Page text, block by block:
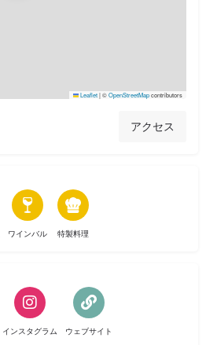
Leaflet|©OpenStreetMapcontributors
アクセス
ワインバル 特製料理
インスタグラム ウェブサイト